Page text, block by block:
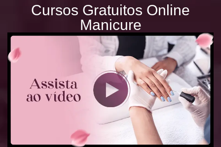
Cursos Gratuitos Online
Manicure